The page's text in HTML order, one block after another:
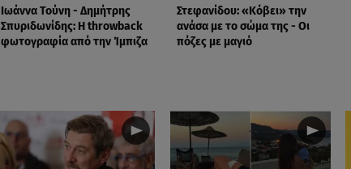
Ιωάννα Τούνη - Δημήτρης
Σπυριδωνίδης: Η throwback
φωτογραφία από την Ίμπιζα
Στεφανίδου: «Κόβει» την
ανάσα με το σώμα της - Οι
πόζες με μαγιό